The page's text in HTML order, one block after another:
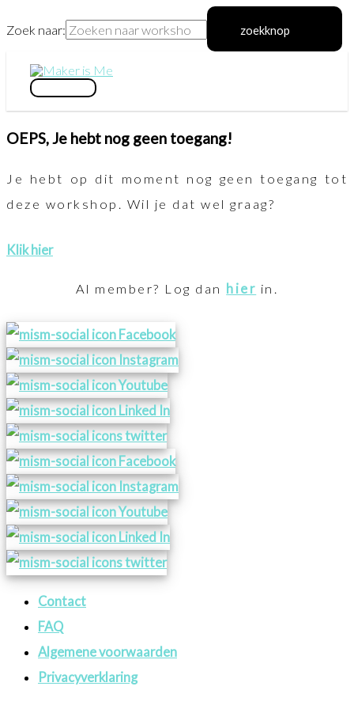
Zoek naar: zoekknop
de
inhoud
hoofdmenu
OEPS, Je hebt nog geen toegang!
Je hebt op dit moment nog geen toegang tot
deze workshop. Wil je dat wel graag?
Klik hier
Al member? Log dan hier in.
Contact
FAQ
Algemene voorwaarden
Privacyverklaring